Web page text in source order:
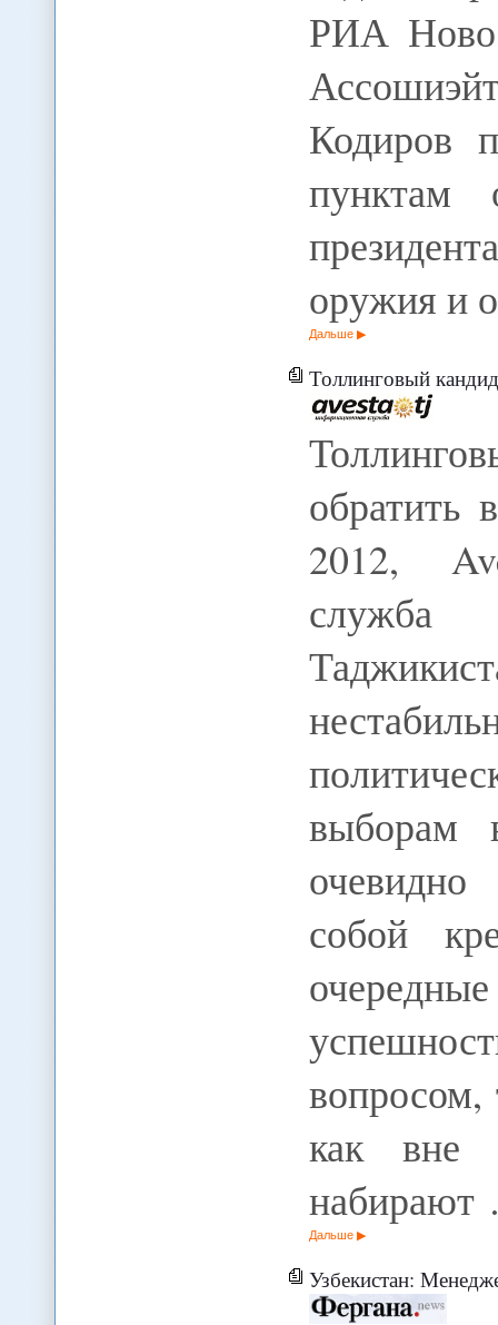
РИА
Кодиров
пунктам
оружия и
Дальше
Толлинговый кандидат. На
обратить
2012,
служба
выборам
очевидно
собой
как вне
Дальше
Узбекистан: Менеджеров